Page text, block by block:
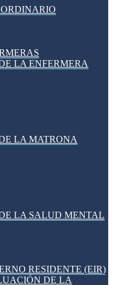
LA ENFERMERA
LA MATRONA
LA SALUD MENTAL
RESIDENTE (EIR)
DE LA